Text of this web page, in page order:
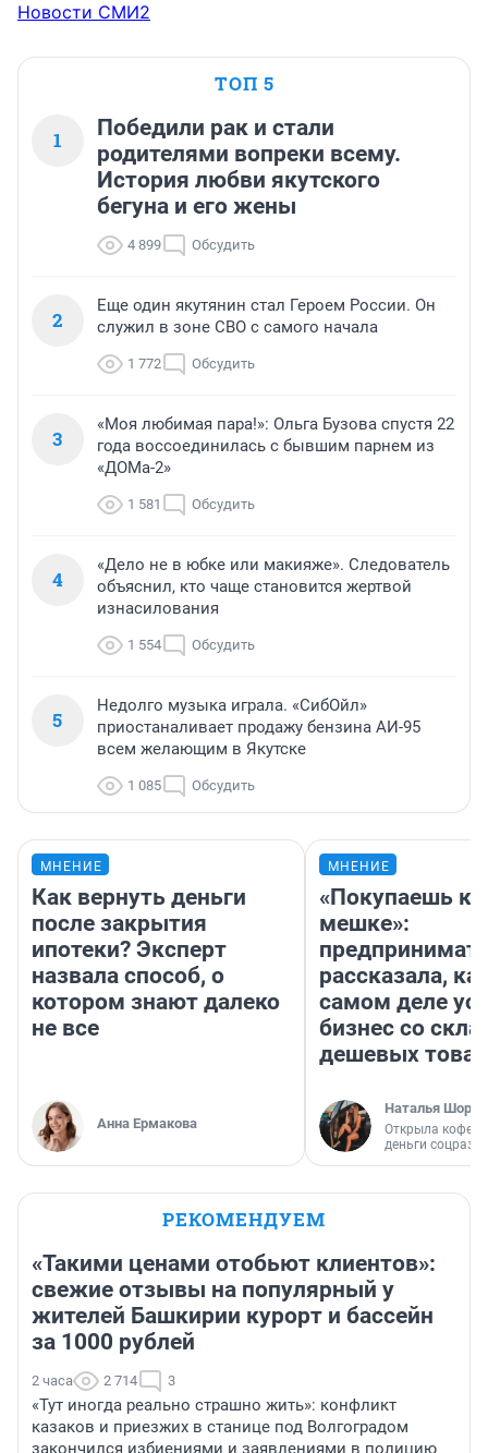
Новости СМИ2
ТОП 5
1
Победили рак и стали
родителями вопреки всему.
История любви якутского
бегуна и его жены
4 899 Обсудить
2
Еще один якутянин стал Героем России. Он
служил в зоне СВО с самого начала
1 772 Обсудить
3
«Моя любимая пара!»: Ольга Бузова спустя 22
года воссоединилась с бывшим парнем из
«ДОМа-2»
1 581 Обсудить
4
«Дело не в юбке или макияже». Следователь
объяснил, кто чаще становится жертвой
изнасилования
1 554 Обсудить
5
Недолго музыка играла. «СибОйл»
приостаналивает продажу бензина АИ-95
всем желающим в Якутске
1 085 Обсудить
МНЕНИЕ
Как вернуть деньги
после закрытия
ипотеки? Эксперт
назвала способ, о
котором знают далеко
не все
Анна Ермакова
МНЕНИЕ
«Покупаешь
мешке»:
рассказала,
самом деле
бизнес со
дешевых
Наталья
Открыла
деньги
РЕКОМЕНДУЕМ
«Такими ценами отобьют клиентов»:
свежие отзывы на популярный у
жителей Башкирии курорт и бассейн
за 1000 рублей
2 часа 2 714 3
«Тут иногда реально страшно жить»: конфликт
казаков и приезжих в станице под Волгоградом
закончился избиениями и заявлениями в полицию